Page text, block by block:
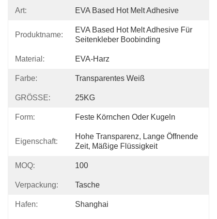
Art: EVA Based Hot Melt Adhesive
Produktname:
EVA Based Hot Melt Adhesive Für
Seitenkleber Boobinding
Material: EVA-Harz
Farbe: Transparentes Weiß
GRÖSSE: 25KG
Form: Feste Körnchen Oder Kugeln
Eigenschaft:
Hohe Transparenz, Lange Öffnende
Zeit, Mäßige Flüssigkeit
MOQ: 100
Verpackung: Tasche
Hafen: Shanghai